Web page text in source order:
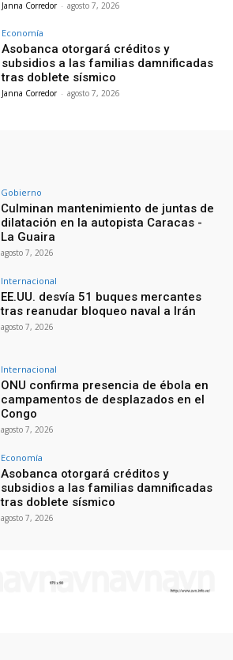
Janna Corredor - agosto 7, 2026
Economía
Asobanca otorgará créditos y
subsidios a las familias damnificadas
tras doblete sísmico
Janna Corredor - agosto 7, 2026
Gobierno
Culminan mantenimiento de juntas de
dilatación en la autopista Caracas -
La Guaira
agosto 7, 2026
Internacional
EE.UU. desvía 51 buques mercantes
tras reanudar bloqueo naval a Irán
agosto 7, 2026
Internacional
ONU confirma presencia de ébola en
campamentos de desplazados en el
Congo
agosto 7, 2026
Economía
Asobanca otorgará créditos y
subsidios a las familias damnificadas
tras doblete sísmico
agosto 7, 2026